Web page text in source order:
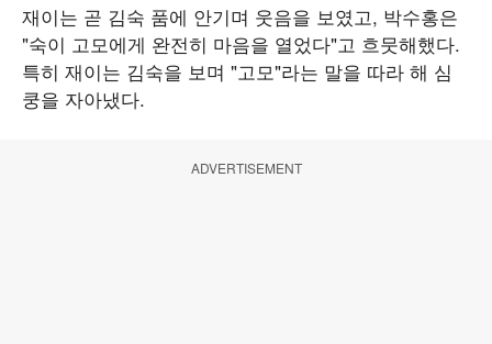
재이는 곧 김숙 품에 안기며 웃음을 보였고, 박수홍은
"숙이 고모에게 완전히 마음을 열었다"고 흐뭇해했다.
특히 재이는 김숙을 보며 "고모"라는 말을 따라 해 심
쿵을 자아냈다.
ADVERTISEMENT